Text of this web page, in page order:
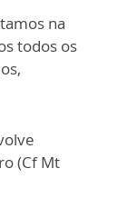
na
todos os
(Cf Mt